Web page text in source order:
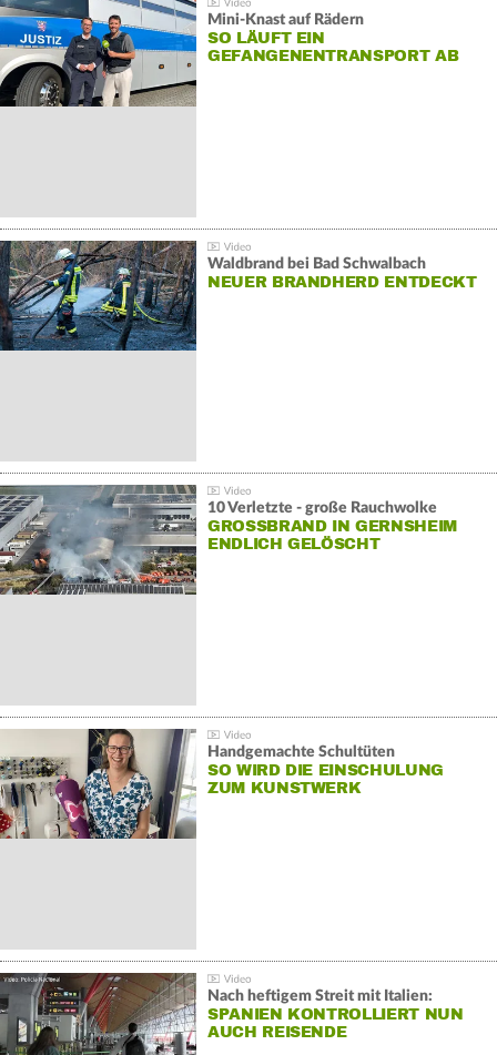
Mini-Knast auf Rädern
SO LÄUFT EIN
GEFANGENENTRANSPORT AB
Waldbrand bei Bad Schwalbach
NEUER BRANDHERD ENTDECKT
10 Verletzte - große Rauchwolke
GROSSBRAND IN GERNSHEIM E
NDLICH GELÖSCHT
Handgemachte Schultüten
SO WIRD DIE EINSCHULUNG
ZUM KUNSTWERK
Nach heftigem Streit mit Italien:
SPANIEN KONTROLLIERT NUN
AUCH REISENDE